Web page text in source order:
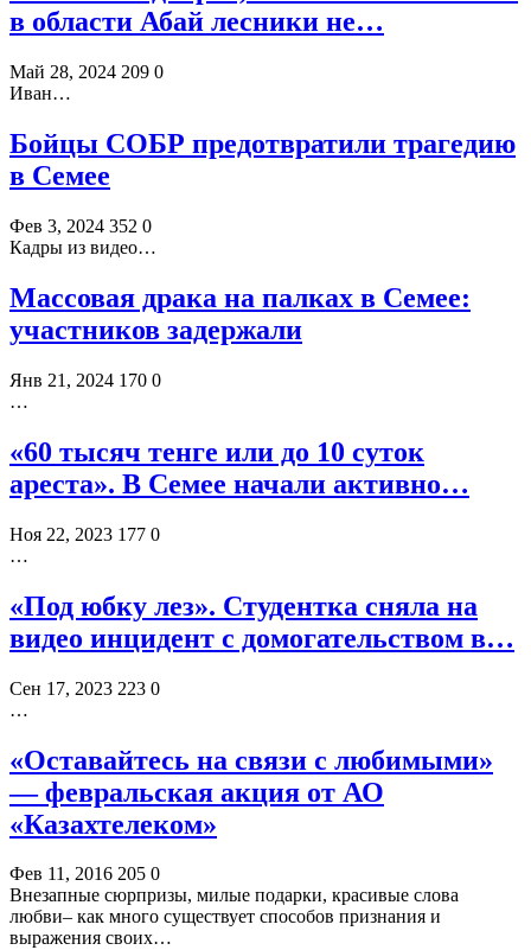
в области Абай лесники не…
Май 28, 2024 209 0
Иван…
Бойцы СОБР предотвратили трагедию
в Семее
Фев 3, 2024 352 0
Кадры из видео…
Массовая драка на палках в Семее:
участников задержали
Янв 21, 2024 170 0
…
«60 тысяч тенге или до 10 суток
ареста». В Семее начали активно…
Ноя 22, 2023 177 0
…
«Под юбку лез». Студентка сняла на
видео инцидент с домогательством в…
Сен 17, 2023 223 0
…
«Оставайтесь на связи с любимыми»
— февральская акция от АО
«Казахтелеком»
Фев 11, 2016 205 0
Внезапные сюрпризы, милые подарки, красивые слова
любви– как много существует способов признания и
выражения своих…